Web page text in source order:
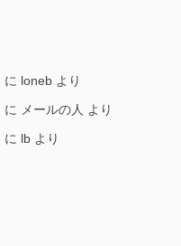
に loneb より
に メールの人 より
に lb より